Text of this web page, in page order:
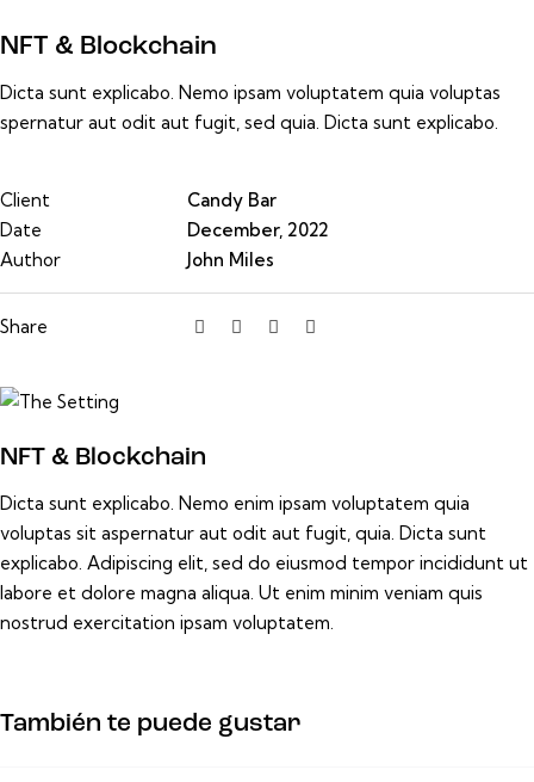
NFT & Blockchain
Dicta sunt explicabo. Nemo enim ipsam voluptatem quia
voluptas sit aspernatur aut odit aut fugit, quia. Dicta sunt
explicabo. Adipiscing elit, sed do eiusmod tempor incididunt ut
labore et dolore magna aliqua. Ut enim minim veniam quis
nostrud exercitation ipsam voluptatem.
NFT & Blockchain
Dicta sunt explicabo. Nemo ipsam voluptatem quia voluptas
spernatur aut odit aut fugit, sed quia. Dicta sunt explicabo.
Client
Candy Bar
Date
December, 2022
Author
John Miles
Share
También te puede gustar